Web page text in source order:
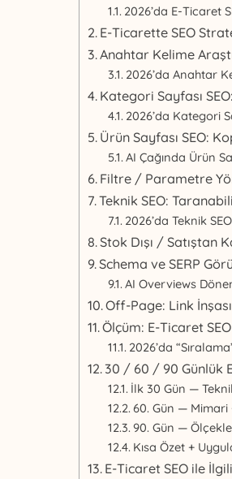
2026’da E-Ticaret
E-Ticarette SEO
Anahtar Kelime
2026’da Anahtar
Kategori Sayfası
2026’da Kategori
Ürün Sayfası SEO:
AI Çağında Ürün
Filtre / Parametre
Teknik SEO:
2026’da Teknik
Stok Dışı / Satıştan
Schema ve SERP
AI Overviews
Off-Page: Link
Ölçüm: E-Ticaret
2026’da
30 / 60 / 90 Günlük
İlk 30 Gün —
60. Gün — Mimari
90. Gün —
Kısa Özet +
E-Ticaret SEO ile